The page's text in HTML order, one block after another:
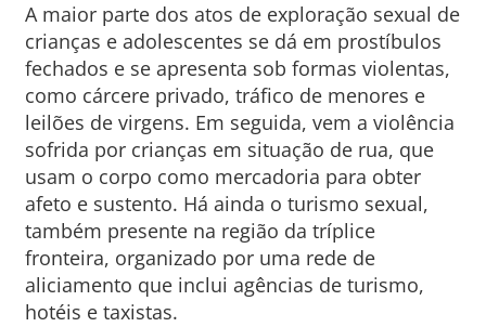
A maior parte dos atos de exploração sexual de
crianças e adolescentes se dá em prostíbulos
fechados e se apresenta sob formas violentas,
como cárcere privado, tráfico de menores e
leilões de virgens. Em seguida, vem a violência
sofrida por crianças em situação de rua, que
usam o corpo como mercadoria para obter
afeto e sustento. Há ainda o turismo sexual,
também presente na região da tríplice
fronteira, organizado por uma rede de
aliciamento que inclui agências de turismo,
hotéis e taxistas.